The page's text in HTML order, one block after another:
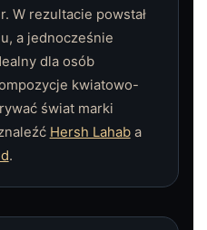
W rezultacie powstał
a jednocześnie
dla osób
kwiatowo-
świat marki
Hersh Lahaba
.